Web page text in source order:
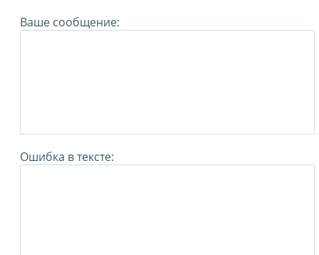
Ваше сообщение:
Ошибка в тексте: